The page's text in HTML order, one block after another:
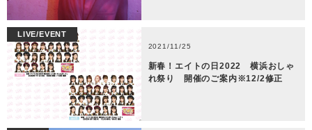
LIVE/EVENT
2021/11/25
新春！エイトの日2022 横浜おしゃ
れ祭り 開催のご案内※12/2修正